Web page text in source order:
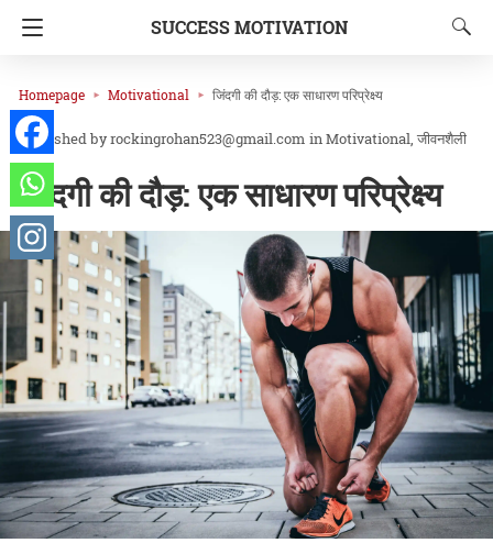
SUCCESS MOTIVATION
Homepage Motivational जिंदगी की दौड़: एक साधारण परिप्रेक्ष्य
rockingrohan523@gmail.com inMotivational जीवनशैली
जिंदगी की दौड़: एक साधारण परिप्रेक्ष्य